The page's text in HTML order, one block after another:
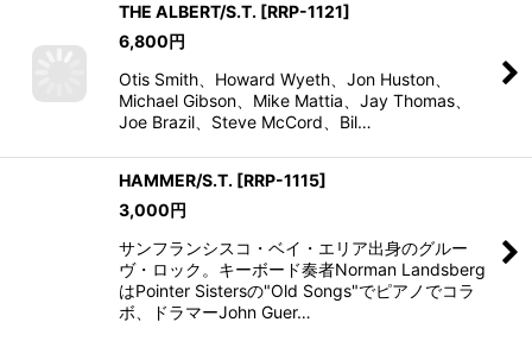
THE ALBERT/S.T. [RRP-1121]
6,800 円
Otis Smith、Howard Wyeth、Jon Huston、
Michael Gibson、Mike Mattia、Jay Thomas、
Joe Brazil、Steve McCord、Bil…
HAMMER/S.T. [RRP-1115]
3,000 円
サンフランシスコ・ベイ・エリア出身のグルー
ヴ・ロック。キーボード奏者Norman Landsberg
はPointer Sistersの"Old Songs"でピアノでコラ
ボ、ドラマーJohn Guer…